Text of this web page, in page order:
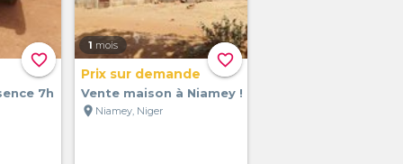
favorite_border
7h
favorite_border
1 mois
Prix sur demande
Vente maison à Niamey !
location_on Niamey, Niger